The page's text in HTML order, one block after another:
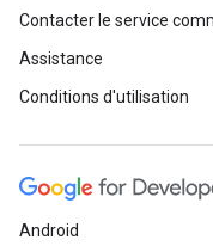
Contacter le service
Assistance
Conditions d'utilisation
Android